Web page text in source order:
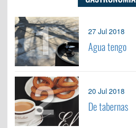
1 27 Jul 2018
Agua tengo
2 20 Jul 2018
De tabernas